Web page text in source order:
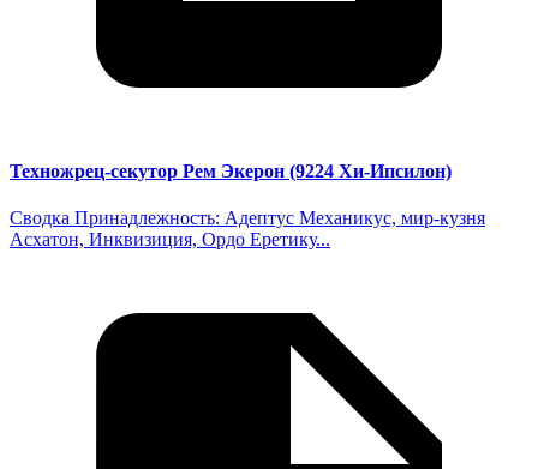
Техножрец-секутор Рем Экерон (9224 Хи-Ипсилон)
Сводка Принадлежность: Адептус Механикус, мир-кузня
Асхатон, Инквизиция, Ордо Еретику...